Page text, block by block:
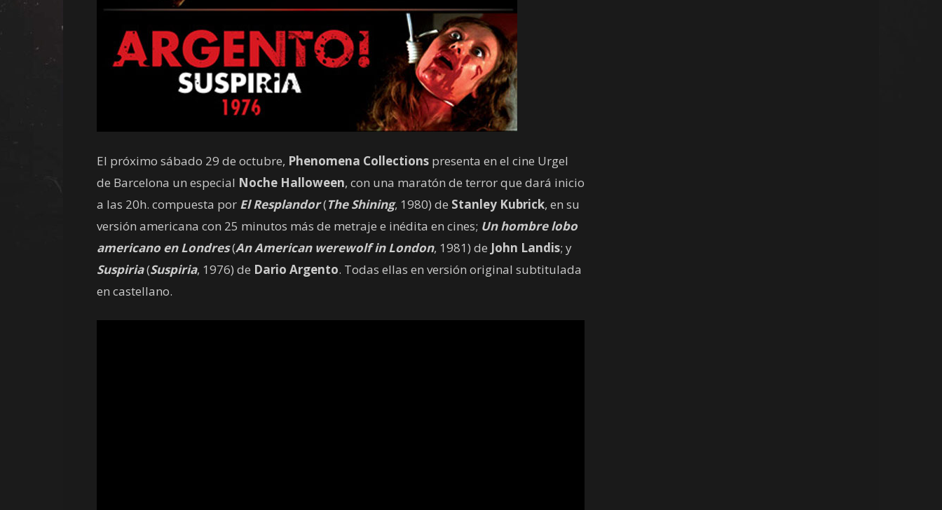
El próximo sábado 29 de octubre, Phenomena Collections presenta en el cine Urgel
de Barcelona un especial Noche Halloween, con una maratón de terror que dará inicio
a las 20h. compuesta por El Resplandor(The Shining, 1980) de Stanley Kubrick, en su
versión americana con 25 minutos más de metraje e inédita en cines; Un hombre lobo
americano en Londres(An American werewolf in London, 1981) de John Landis; y
Suspiria(Suspiria, 1976) de Dario Argento. Todas ellas en versión original subtitulada
en castellano.